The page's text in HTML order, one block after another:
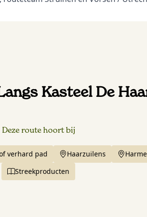
Kasteel De
Deze route hoort bij
verhard pad Haarzuilens
Streekproducten